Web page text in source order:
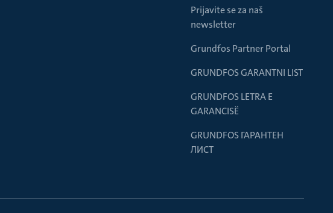
Prijavite se za naš
newsletter
Grundfos Partner Portal
GRUNDFOS GARANTNI LIST
GRUNDFOS LETRA E
GARANCISË
GRUNDFOS ГАРАНТЕН
ЛИСТ